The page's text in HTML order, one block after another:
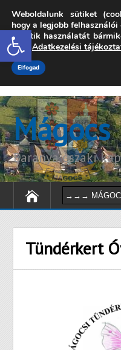
Open toolbar
7342
Elérhetőségek
Mágocs
Baranya északi
Tündérkert
Weboldalunk sütiket
hogy a legjobb
A sütik használatát
erről Adatkezelési
Elfogad